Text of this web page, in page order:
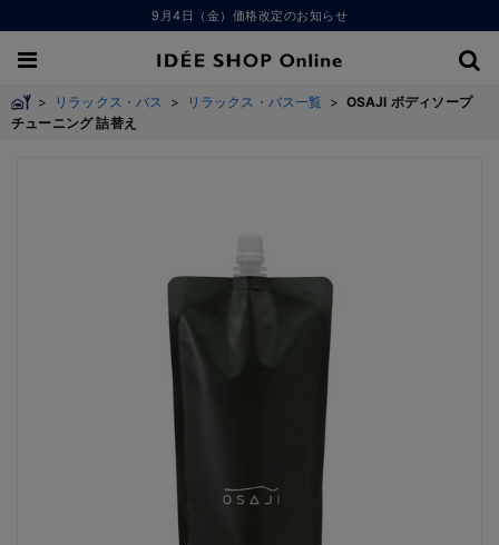
9月4日（金）価格改定のお知らせ
> リラックス・バス > リラックス・バス一覧 > OSAJI ボディソープ
チューニング 詰替え